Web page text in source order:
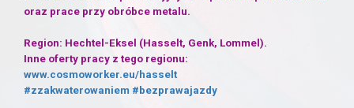
oraz prace przy obróbce metalu.
Region: Hechtel-Eksel (Hasselt, Genk, Lommel).
Inne oferty pracy z tego regionu:
www.cosmoworker.eu/hasselt
#zzakwaterowaniem #bezprawajazdy